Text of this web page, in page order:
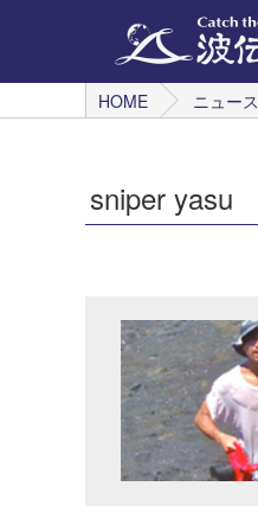
HOME
ニュース
sniper yasu